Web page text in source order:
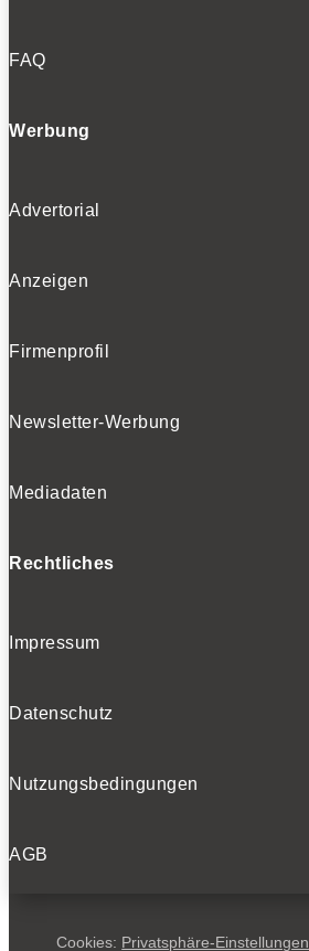
FAQ
Werbung
Advertorial
Anzeigen
Firmenprofil
Newsletter-Werbung
Mediadaten
Rechtliches
Impressum
Datenschutz
Nutzungsbedingungen
AGB
Cookies: Privatsphäre-Einstellungen